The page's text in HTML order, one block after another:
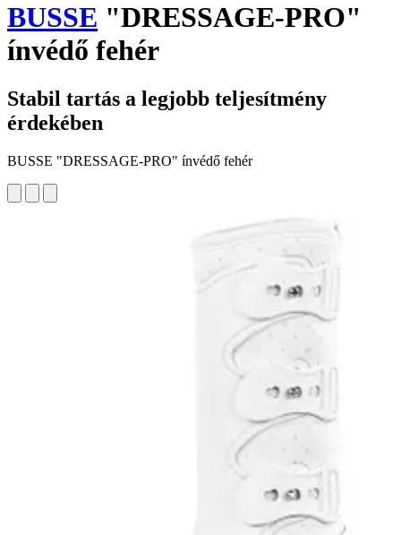
BUSSE "DRESSAGE-PRO"
ínvédő fehér
Stabil tartás a legjobb teljesítmény
érdekében
BUSSE "DRESSAGE-PRO" ínvédő fehér